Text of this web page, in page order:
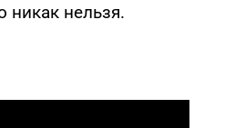
никак нельзя.